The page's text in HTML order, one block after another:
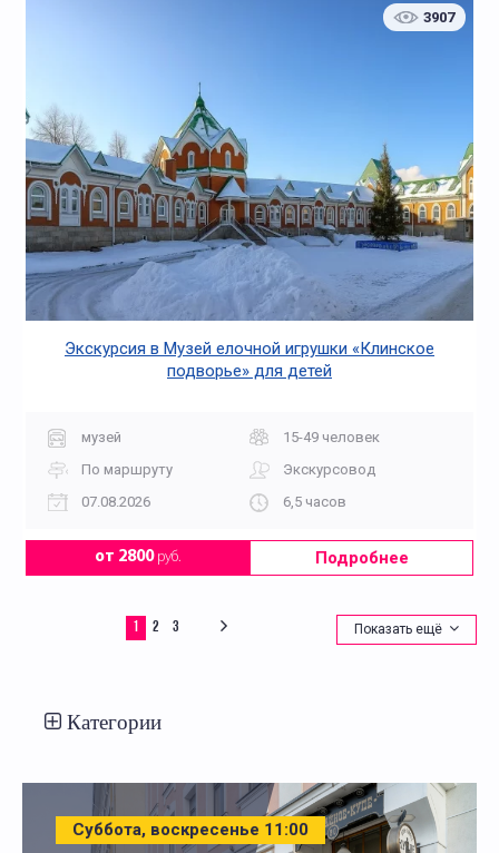
3907
Экскурсия в Музей елочной игрушки «Клинское
подворье» для детей
музей
15-49 человек
По маршруту
Экскурсовод
07.08.2026
6,5 часов
от 2800руб. Подробнее
1 2 3 Показать ещё
Категории
Суббота, воскресенье 11:00